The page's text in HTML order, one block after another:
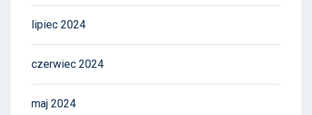
lipiec 2024
czerwiec 2024
maj 2024